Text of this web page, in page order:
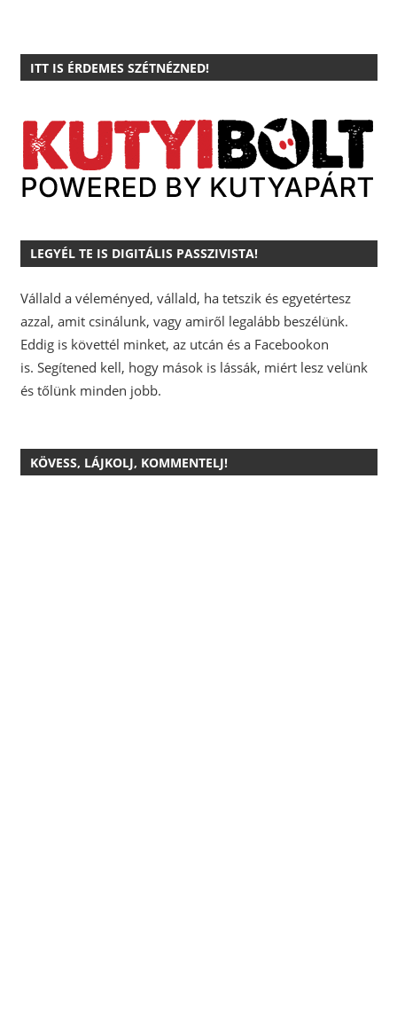
ITT IS ÉRDEMES SZÉTNÉZNED!
LEGYÉL TE IS DIGITÁLIS PASSZIVISTA!
Vállald a véleményed, vállald, ha tetszik és egyetértesz
azzal, amit csinálunk, vagy amiről legalább beszélünk.
Eddig is követtél minket, az utcán és a Facebookon
is. Segítened kell, hogy mások is lássák, miért lesz velünk
és tőlünk minden jobb.
KÖVESS, LÁJKOLJ, KOMMENTELJ!